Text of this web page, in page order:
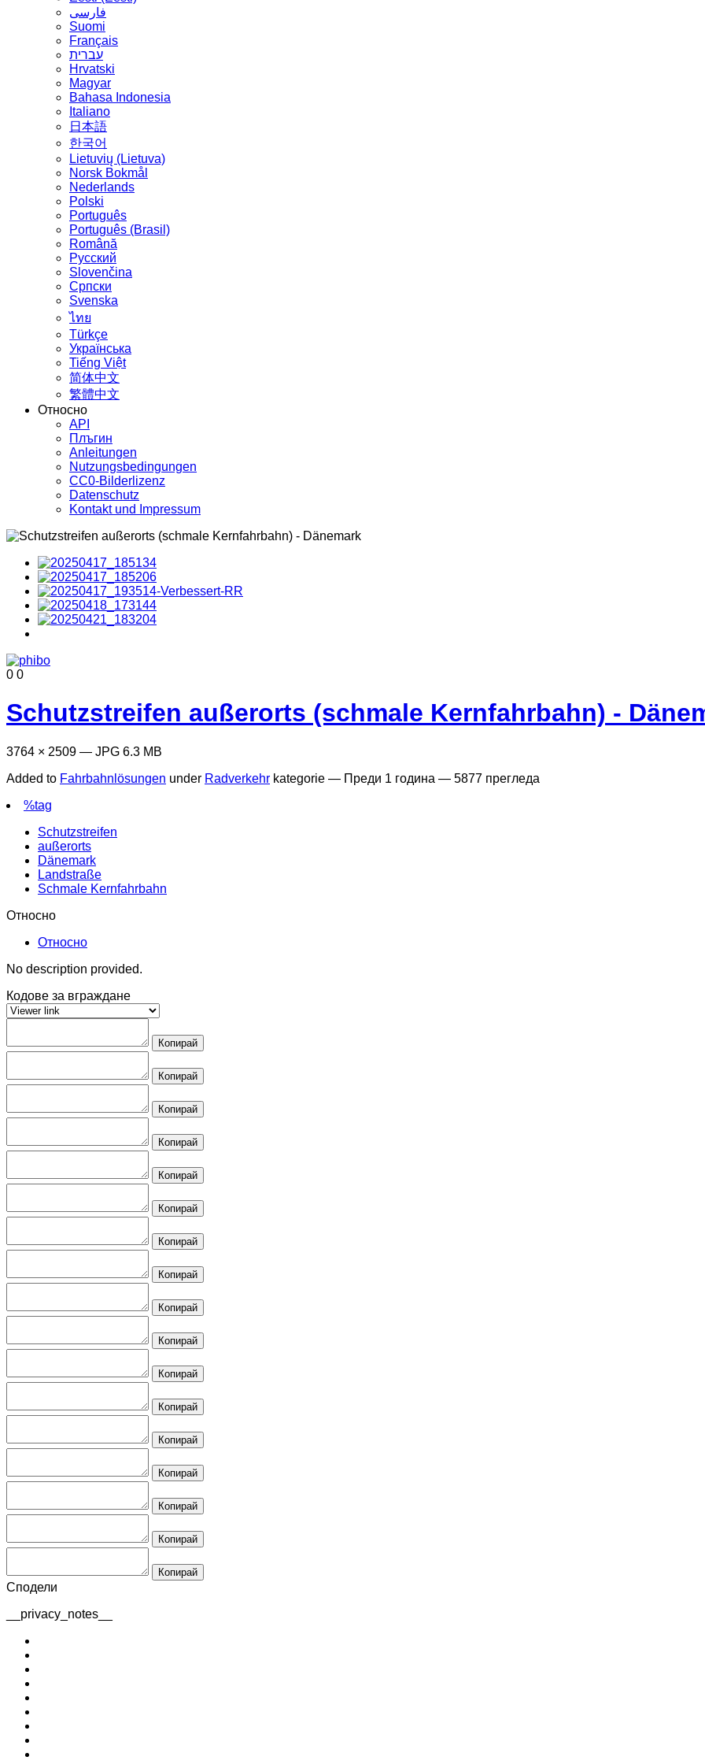
فارسی
Suomi
Français
עברית
Hrvatski
Magyar
Bahasa Indonesia
Italiano
日本語
한국어
Lietuvių (Lietuva)
‪Norsk Bokmål‬
Nederlands
Polski
Português
Português (Brasil)
Română
Русский
Slovenčina
Српски
Svenska
ไทย
Türkçe
Українська
Tiếng Việt
简体中文
繁體中文
Относно
API
Плъгин
Anleitungen
Nutzungsbedingungen
CC0-Bilderlizenz
Datenschutz
Kontakt und Impressum
0 0
Schutzstreifen außerorts (schmale Kernfahrbahn) -
3764 × 2509 — JPG 6.3 MB
Added to Fahrbahnlösungen under Radverkehr kategorie — Преди 1 година — 5877 прегледа
%tag
Schutzstreifen
außerorts
Dänemark
Landstraße
Schmale Kernfahrbahn
Относно
Относно
No description provided.
Кодове за вграждане
Копирай
Копирай
Копирай
Копирай
Копирай
Копирай
Копирай
Копирай
Копирай
Копирай
Копирай
Копирай
Копирай
Копирай
Копирай
Копирай
Копирай
Сподели
__privacy_notes__